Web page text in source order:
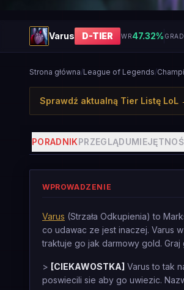
Varus D-TIER WR47.32%
Strona główna/League of Legends/
Sprawdź aktualną Tier Listę LoL
PORADNIKPRZEGLĄD
WPROWADZENIE
Varus (Strzała Odkupienia) to
co udawac ze jest inaczej. Varus
traktuje go jak darmowy gold.
> [CIEKAWOSTKA] Varus to tak
poswiecili sie aby go uwiezic.